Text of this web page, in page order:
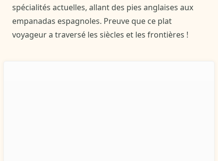
spécialités actuelles, allant des pies anglaises aux
empanadas espagnoles. Preuve que ce plat
voyageur a traversé les siècles et les frontières !